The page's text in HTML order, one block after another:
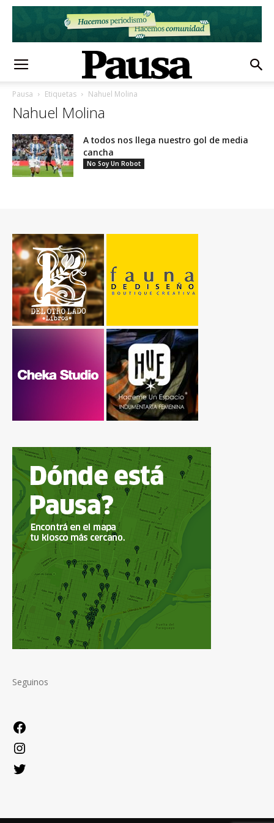
Pausa Etiquetas Nahuel Molina
Nahuel Molina
A todos nos llega nuestro gol de media
cancha
No Soy Un Robot
Seguinos